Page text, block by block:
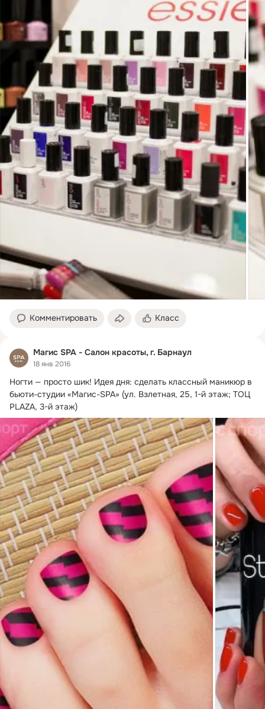
Комментировать Класс
Магис SPA - Салон красоты, г. Барнаул
18 янв 2016
Ногти — просто шик! Идея дня: сделать классный маникюр в
бьюти-студии «Магис-SPA» (ул. Взлетная, 25, 1-й этаж; ТОЦ
PLAZA, 3-й этаж)